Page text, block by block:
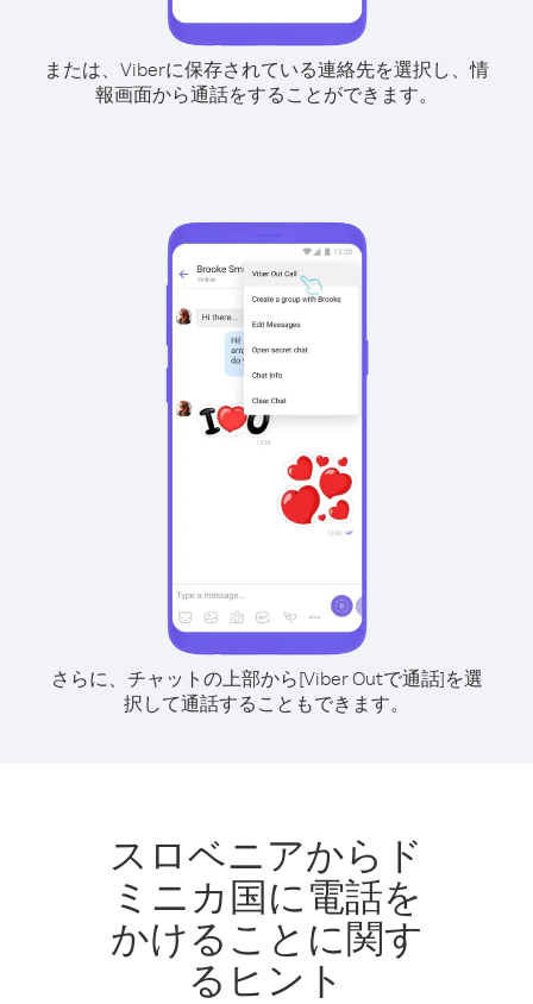
または、Viberに保存されている連絡先を選択し、情
報画面から通話をすることができます。
さらに、チャットの上部から[Viber Outで通話]を選
択して通話することもできます。
スロベニアからド
ミニカ国に電話を
かけることに関す
るヒント